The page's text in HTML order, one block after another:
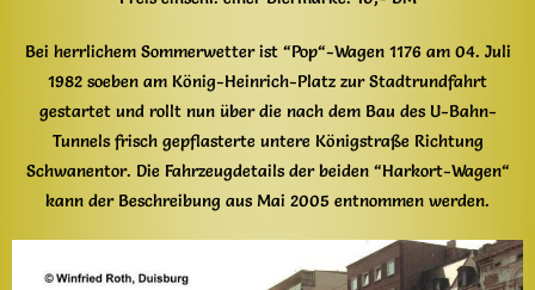
Bei herrlichem Sommerwetter ist “Pop“-Wagen 1176 am 04. Juli
1982 soeben am König-Heinrich-Platz zur Stadtrundfahrt
gestartet und rollt nun über die nach dem Bau des U-Bahn-
Tunnels frisch gepflasterte untere Königstraße Richtung
Schwanentor. Die Fahrzeugdetails der beiden “Harkort-Wagen“
kann der Beschreibung aus Mai 2005 entnommen werden.